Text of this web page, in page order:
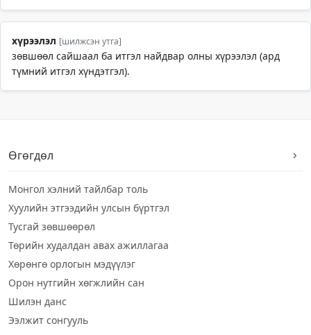
хүрээлэл [шилжсэн утга]
зөвшөөл сайшаал ба итгэл найдвар олны хүрээлэл (ард
түмний итгэл хүндэтгэл).
Өгөгдөл
Монгол хэлний тайлбар толь
Хуулийн этгээдийн улсын бүртгэл
Тусгай зөвшөөрөл
Төрийн худалдан авах ажиллагаа
Хөрөнгө орлогын мэдүүлэг
Орон нутгийн хөгжлийн сан
Шилэн данс
Ээлжит сонгууль